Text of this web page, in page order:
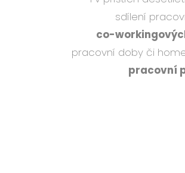
sdílení
co-
pracovní doby či
pracovní